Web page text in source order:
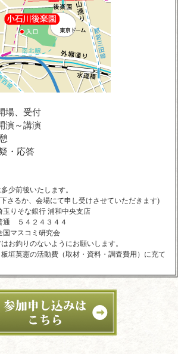
場、受付
演～講演
・応答
少前後いたします。
さるか、会場にて申し受けさせていただきます)
玉りそな銀行 浦和中央支店
通 ５４２４３４４
国マスコミ研究会
お釣りのないようにお願いします。
垣英憲の活動費（取材・資料・調査費用）に充て